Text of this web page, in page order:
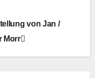
von Jan /
Morr